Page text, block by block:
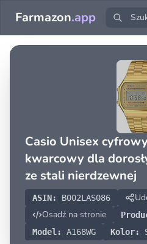
Farmazon.app
Casio Unisex
kwarcowy dla
ze stali nierdzewnej
ASIN: B002LAS086
Osadź na stronie
Model:
A168WG Kolor: